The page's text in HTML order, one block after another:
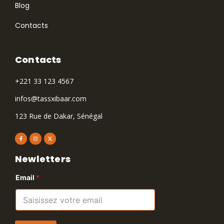
Blog
Contacts
Contacts
+221 33 123 4567
infos@tassxibaar.com
123 Rue de Dakar, Sénégal
Newletters
Email *